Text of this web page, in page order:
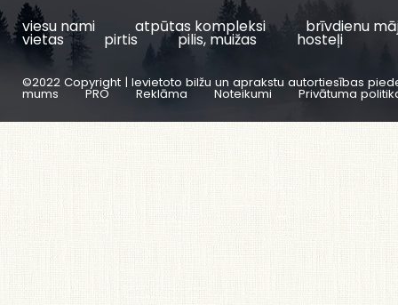
viesu nami atpūtas kompleksi brīvdienu
vietas pirtis pilis, muižas hosteļi
©2022 Copyright | Ievietoto bilžu un aprakstu autortiesības
mums PRO Reklāma Noteikumi Privātuma